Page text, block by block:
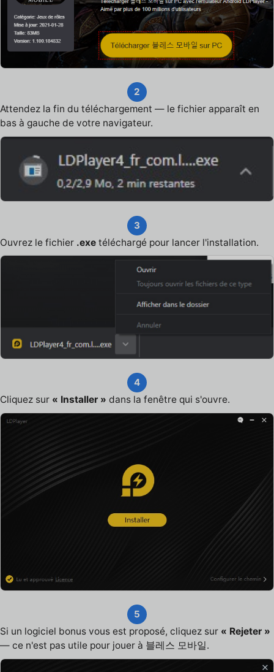
2
Attendez la fin du téléchargement — le fichier apparaît en
bas à gauche de votre navigateur.
3
Ouvrez le fichier .exe téléchargé pour lancer l'installation.
4
Cliquez sur « Installer » dans la fenêtre qui s'ouvre.
5
Si un logiciel bonus vous est proposé, cliquez sur « Rejeter »
— ce n'est pas utile pour jouer à 블레스 모바일.